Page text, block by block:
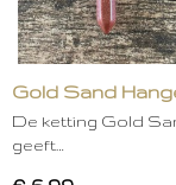
Gold Sand
De ketting Gold
geeft…